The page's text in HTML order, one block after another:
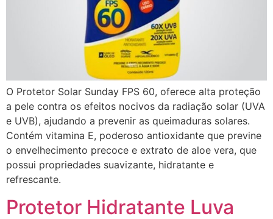
O Protetor Solar Sunday FPS 60, oferece alta proteção
a pele contra os efeitos nocivos da radiação solar (UVA
e UVB), ajudando a prevenir as queimaduras solares.
Contém vitamina E, poderoso antioxidante que previne
o envelhecimento precoce e extrato de aloe vera, que
possui propriedades suavizante, hidratante e
refrescante.
Protetor Hidratante Luva